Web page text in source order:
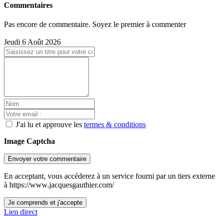
Commentaires
Pas encore de commentaire. Soyez le premier à commenter
Jeudi 6 Août 2026
J'ai lu et approuve les termes & conditions
Image Captcha
Envoyer votre commentaire
En acceptant, vous accéderez à un service fourni par un tiers externe
à https://www.jacquesgauthier.com/
Je comprends et j'accepte
Lien direct